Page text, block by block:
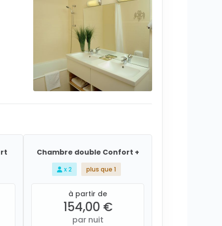
Chambre double Confort +
x 2 plus que 1
à partir de
154,00 €
par nuit